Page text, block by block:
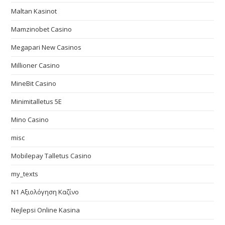
Maltan Kasinot
Mamzinobet Casino
Megapari New Casinos
Millioner Casino
MineBit Casino
Minimitalletus 5E
Mino Casino
misc
Mobilepay Talletus Casino
my_texts
N1 Αξιολόγηση Καζίνο
Nejlepsi Online Kasina